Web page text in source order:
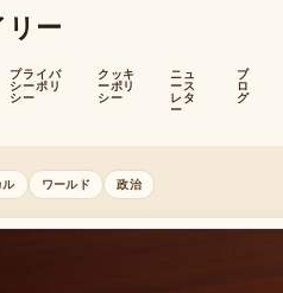
リー
プライバ
シーポリ
シー
クッキ
ーポリ
シー
ニュ
ース
レタ
ー
ブ
ロ
グ
ル ワールド 政治